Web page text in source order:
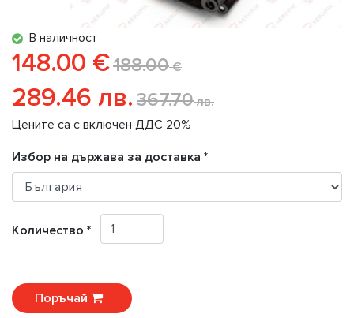
В наличност
148.00 €188.00€
289.46 лв. 367.70лв.
Цените са с включен ДДС 20%
Избор на държава за доставка *
Количество *
Поръчай